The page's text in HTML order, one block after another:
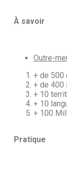
À savoir
Outre-
+ de 500
+ de 400
+ 10
+ 10
+ 100
Pratique